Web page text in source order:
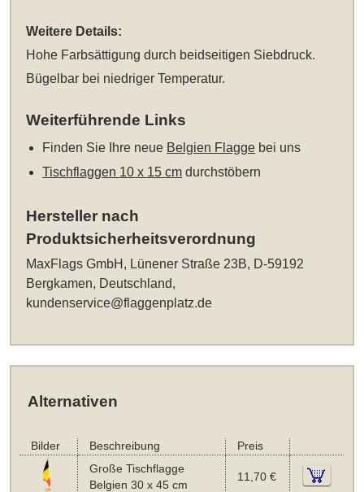
Weitere Details:
Hohe Farbsättigung durch beidseitigen Siebdruck.
Bügelbar bei niedriger Temperatur.
Weiterführende Links
Finden Sie Ihre neue Belgien Flagge bei uns
Tischflaggen 10 x 15 cm durchstöbern
Hersteller nach
Produktsicherheitsverordnung
MaxFlags GmbH, Lünener Straße 23B, D-59192
Bergkamen, Deutschland,
kundenservice@flaggenplatz.de
Alternativen
Bilder Beschreibung
Preis
Große Tischflagge
Belgien 30 x 45 cm
11,70 €